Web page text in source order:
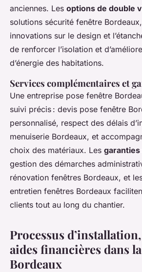
anciennes. Les options de double
solutions sécurité fenêtre
innovations sur le design et
de renforcer l’isolation et
d’énergie des habitations.
Services complémentaires et
Une entreprise pose fenêtre
suivi précis : devis pose fenêtre
personnalisé, respect des délais
menuiserie Bordeaux, et
choix des matériaux. Les garanties
gestion des démarches
rénovation fenêtres Bordeaux, et
entretien fenêtres Bordeaux
clients tout au long du chantier.
Processus
aides financières dans
Bordeaux